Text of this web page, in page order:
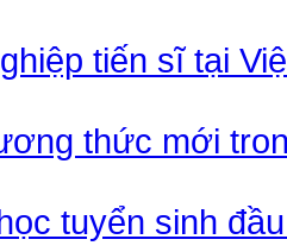
tiến sĩ tại
thức mới
tuyển sinh